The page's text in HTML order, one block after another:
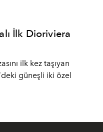
İlk Dioriviera
ilk kez taşıyan
güneşli iki özel